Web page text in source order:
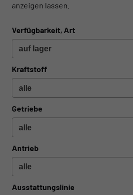
anzeigen lassen.
Verfügbarkeit, Art
Kraftstoff
Getriebe
Antrieb
Ausstattungslinie